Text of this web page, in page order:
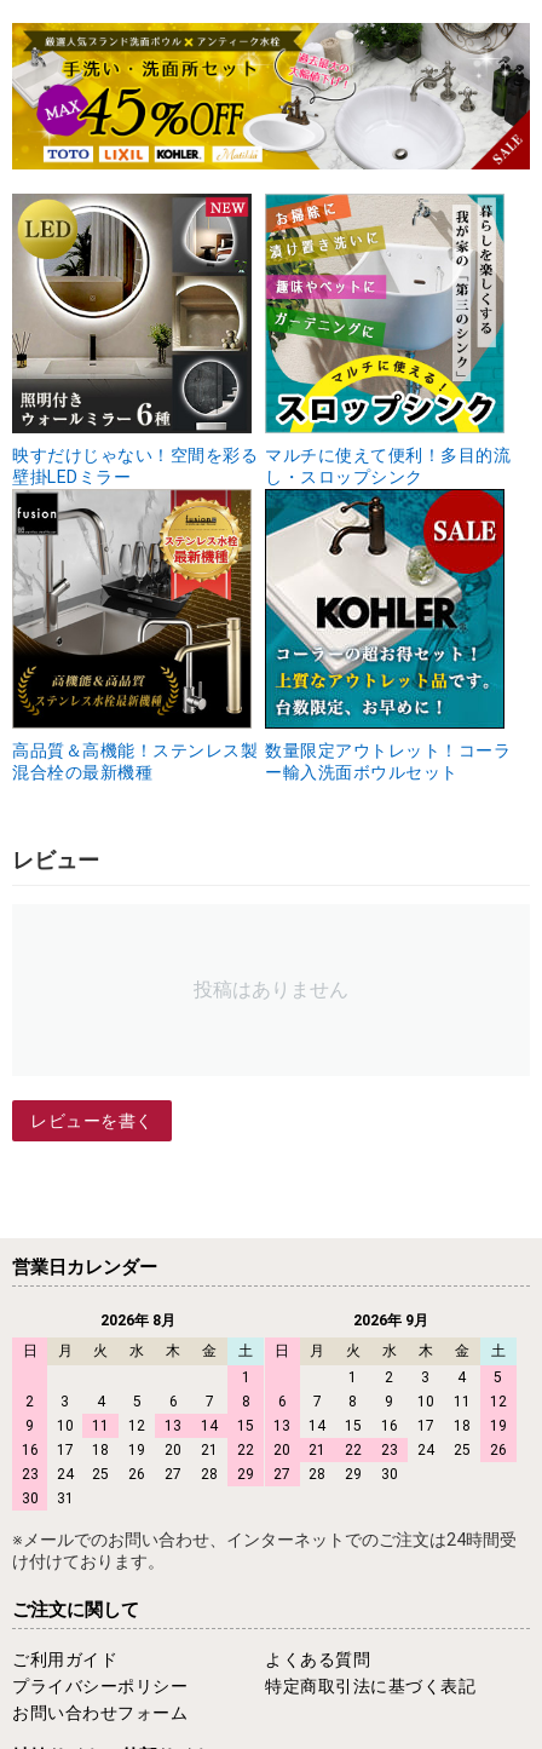
映すだけじゃない！空間を彩る
壁掛LEDミラー
マルチに使えて便利！多目的流
し・スロップシンク
高品質＆高機能！ステンレス製
混合栓の最新機種
数量限定アウトレット！コーラ
ー輸入洗面ボウルセット
レビュー
投稿はありません
レビューを書く
営業日カレンダー
2026年 8月
日
月 火 水 木 金
土
1
2
3 4 5 6 7
8
9
10 11 12 13 14
15
16
17 18 19 20 21
22
23
24 25 26 27 28
29
30
31
2026年 9月
日
月 火 水 木 金
土
1
2 3 4
5
6
7 8 9 10 11
12
13
14 15 16 17 18
19
20
21 22 23 24 25
26
27
28 29 30
※メールでのお問い合わせ、インターネットでのご注文は24時間受
け付けております。
ご注文に関して
ご利用ガイド
よくある質問
プライバシーポリシー
特定商取引法に基づく表記
お問い合わせフォーム